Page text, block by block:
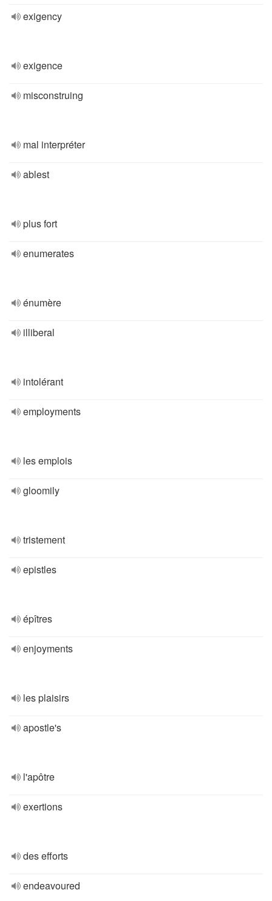
exigency
exigence
misconstruing
mal interpréter
ablest
plus fort
enumerates
énumère
illiberal
intolérant
employments
les emplois
gloomily
tristement
epistles
épîtres
enjoyments
les plaisirs
apostle's
l'apôtre
exertions
des efforts
endeavoured